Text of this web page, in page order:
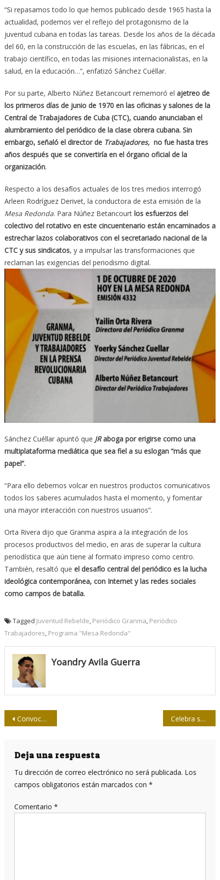
“Si repasamos todo lo que hemos publicado desde 1965 hasta la
actualidad, podemos ver el reflejo del protagonismo de la
juventud cubana en todas las tareas. Desde los años de la década
del 60, en la construcción de las escuelas, en las fábricas, en el
trabajo científico, en todas las misiones internacionalistas, en la
salud, en la educación…”, enfatizó Sánchez Cuéllar.
Por su parte, Alberto Núñez Betancourt rememoró el ajetreo de
los primeros días de junio de 1970 en las oficinas y salones de la
Central de Trabajadores de Cuba (CTC), cuando anunciaban el
alumbramiento del periódico de la clase obrera cubana. Sin
embargo, señaló el director de Trabajadores,no fue hasta tres
años después que se convertiría en el órgano oficial de la
organización.
Respecto a los desafíos actuales de los tres medios interrogó
Arleen Rodríguez Derivet, la conductora de esta emisión de la
Mesa Redonda. Para Núñez Betancourtlos esfuerzos del
colectivo del rotativo en este cincuentenario están encaminados a
estrechar lazos colaborativos con el secretariado nacional de la
CTC y sus sindicatos, y a impulsar las transformaciones que
reclaman las exigencias del periodismo digital.
Sánchez Cuéllar apuntó que JRaboga por erigirse como una
multiplataforma mediática que sea fiel a su eslogan “más que
papel”.
“Para ello debemos volcar en nuestros productos comunicativos
todos los saberes acumulados hasta el momento, y fomentar
una mayor interacción con nuestros usuarios”.
Orta Rivera dijo que Granma aspira a la integración de los
procesos productivos del medio, en aras de superar la cultura
periodística que aún tiene al formato impreso como centro.
También, resaltó que el desafío central del periódico es la lucha
ideológica contemporánea, con Internet y las redes sociales
como campos de batalla.
Tagged Juventud Rebelde, Periódico Granma, Periódico
Trabajadores, Programa "Mesa Redonda"
Yoandry Avila Guerra
Navegación
entradas
Convocada edición de 2020 del Salón de Humor Gráfico de Santa Clara Celebra su cuarto de siglo filial de la editorial Pablo de la Torriente en Santiago de Cuba
Deja una respuesta
Tu dirección de correo electrónico no será publicada. Los
campos obligatorios están marcados con *
Comentario *